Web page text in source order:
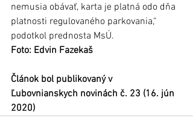
nemusia obávať, karta je platná odo dňa
platnosti regulovaného parkovania,“
podotkol prednosta MsÚ.
Foto: Edvin Fazekaš
Článok bol publikovaný v
Ľubovnianskych novinách č. 23 (16. jún
2020)